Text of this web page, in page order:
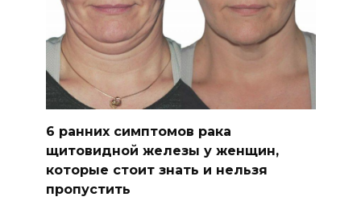
6 ранних симптомов рака
щитовидной железы у женщин,
которые стоит знать и нельзя
пропустить